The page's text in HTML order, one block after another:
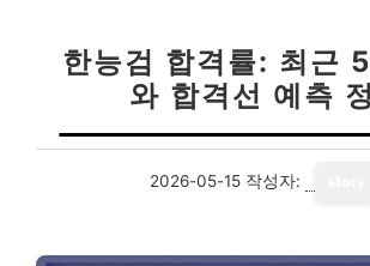
한능검 합격률: 최근
와 합격선 예측
2026-05-15 작성자: